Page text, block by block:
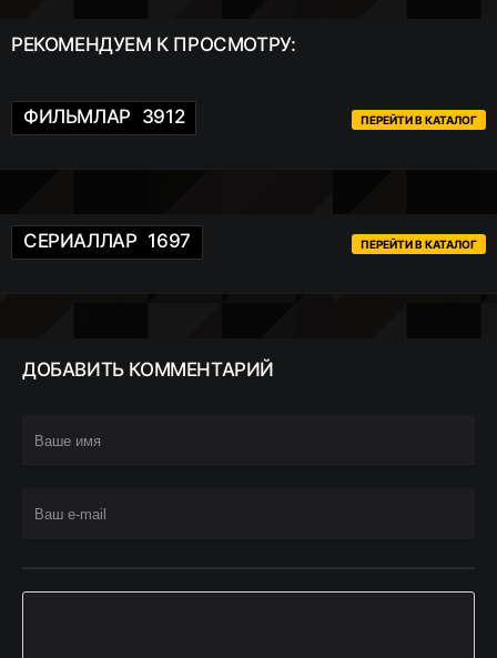
РЕКОМЕНДУЕМ К ПРОСМОТРУ:
ФИЛЬМЛАР 3912 ПЕРЕЙТИ В КАТАЛОГ
СЕРИАЛЛАР 1697 ПЕРЕЙТИ В КАТАЛОГ
ДОБАВИТЬКОММЕНТАРИЙ